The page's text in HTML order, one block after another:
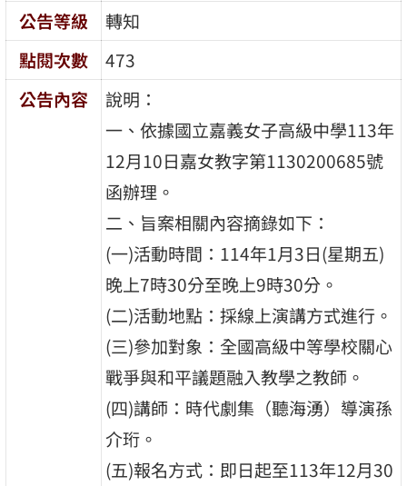
公告等級
轉知
點閱次數
473
公告內容
說明：
一、依據國立嘉義女子高級中學113年
12月10日嘉女教字第1130200685號
函辦理。
二、旨案相關內容摘錄如下：
(一)活動時間：114年1月3日(星期五)
晚上7時30分至晚上9時30分。
(二)活動地點：採線上演講方式進行。
(三)參加對象：全國高級中等學校關心
戰爭與和平議題融入教學之教師。
(四)講師：時代劇集（聽海湧）導演孫
介珩。
(五)報名方式：即日起至113年12月30